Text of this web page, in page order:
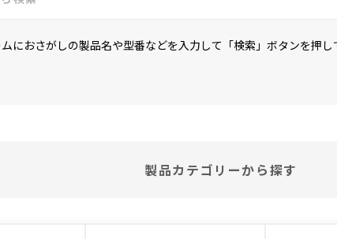
におさがしの製品名や型番などを入力して「検索」ボタンを押し
製品カテゴリーから探す